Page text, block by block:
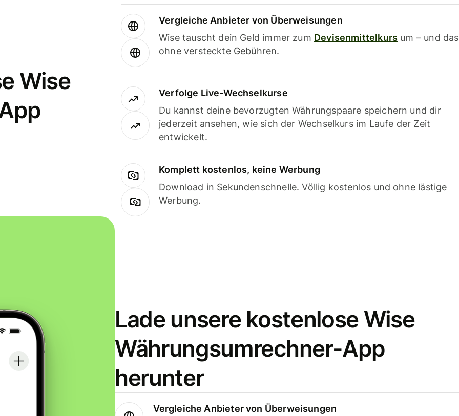
Wise
Vergleiche Anbieter von Überweisungen
Wise tauscht dein Geld immer zum Devisenmittelkurs um – und das
ohne versteckte Gebühren.
Verfolge Live-Wechselkurse
Du kannst deine bevorzugten Währungspaare speichern und dir
jederzeit ansehen, wie sich der Wechselkurs im Laufe der Zeit
entwickelt.
Komplett kostenlos, keine Werbung
Download in Sekundenschnelle. Völlig kostenlos und ohne lästige
Werbung.
Lade unsere kostenlose Wise
Währungsumrechner-App
herunter
Vergleiche Anbieter von Überweisungen